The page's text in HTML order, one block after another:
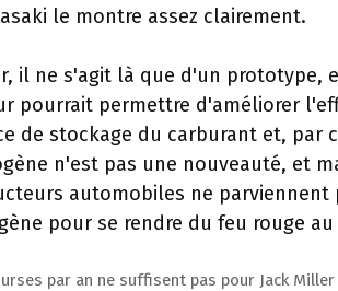
le montre assez clairement.
il ne s'agit là que d'un
pourrait permettre d'améliorer
de stockage du carburant et,
n'est pas une nouveauté, et
automobiles ne
pour se rendre du feu rouge
par an ne suffisent pas pour Jack Miller